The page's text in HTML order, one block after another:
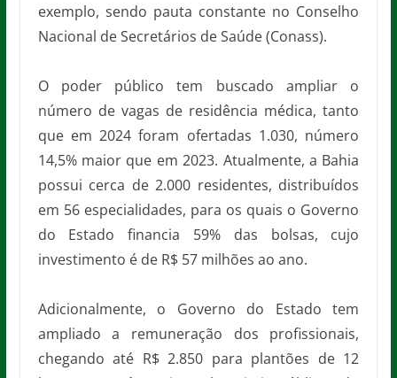
exemplo, sendo pauta constante no Conselho
Nacional de Secretários de Saúde (Conass).
O poder público tem buscado ampliar o
número de vagas de residência médica, tanto
que em 2024 foram ofertadas 1.030, número
14,5% maior que em 2023. Atualmente, a Bahia
possui cerca de 2.000 residentes, distribuídos
em 56 especialidades, para os quais o Governo
do Estado financia 59% das bolsas, cujo
investimento é de R$ 57 milhões ao ano.
Adicionalmente, o Governo do Estado tem
ampliado a remuneração dos profissionais,
chegando até R$ 2.850 para plantões de 12